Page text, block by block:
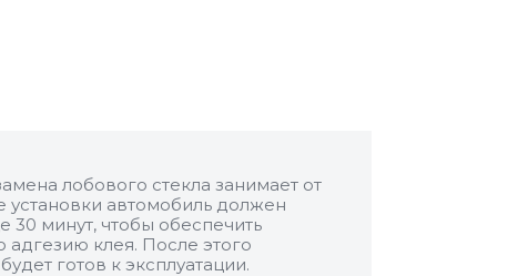
лобового стекла занимает от
установки автомобиль должен
30 минут, чтобы обеспечить
адгезию клея. После этого
готов к эксплуатации.